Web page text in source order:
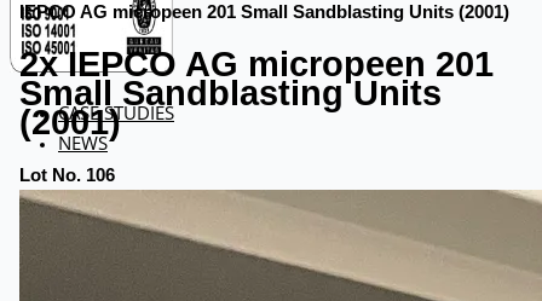
CASE STUDIES
NEWS
IEPCO AG micropeen 201 Small Sandblasting Units (2001)
2x IEPCO AG micropeen 201
Small Sandblasting Units
(2001)
Lot No. 106